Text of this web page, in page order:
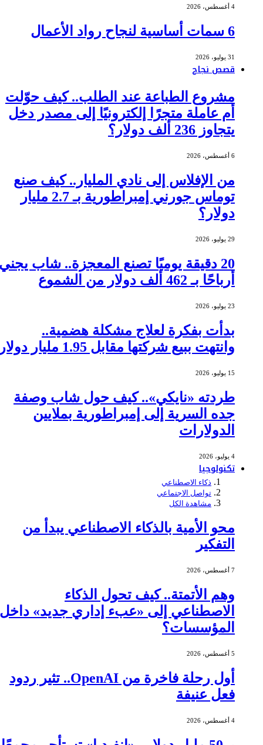
4 أغسطس، 2026
6 سمات أساسية لنجاح رواد الأعمال
31 يوليو، 2026
قصص نجاح
مشروع الطباعة عند الطلب.. كيف حوّلت
أم عاملة متجرًا إلكترونيًا إلى مصدر دخل
يتجاوز 236 ألف دولار؟
6 أغسطس، 2026
من الإفلاس إلى نادي المليار.. كيف صنع
توماس جورني إمبراطورية بـ 2.7 مليار
دولار؟
29 يوليو، 2026
20 دقيقة يوميًا تصنع المعجزة.. شاب يجني
أرباحًا بـ 462 ألف دولار من الشموع
23 يوليو، 2026
بدأت بفكرة لعلاج مشكلة هضمية..
وانتهت ببيع شركتها مقابل 1.95 مليار دولار
15 يوليو، 2026
طردته «نايكي».. كيف حول شاب وصفة
جده السرية إلى إمبراطورية بملايين
الدولارات
4 يوليو، 2026
تكنولوجيا
ذكاء الاصطناعي
تواصل الاجتماعي
مشاهدة الكل
محو الأمية بالذكاء الاصطناعي يبدأ من
التفكير
7 أغسطس، 2026
وهم الأتمتة.. كيف تحول الذكاء
الاصطناعي إلى «عبء إداري جديد» داخل
المؤسسات؟
5 أغسطس، 2026
أول رحلة فاخرة من OpenAI.. تثير ردود
فعل عنيفة
4 أغسطس، 2026